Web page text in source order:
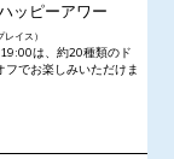
ッピーアワー
イス）
は、約20種類のド
フでお楽しみいただけま